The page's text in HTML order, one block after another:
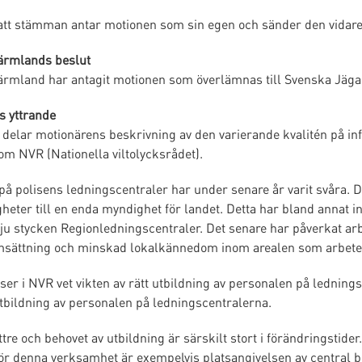
stämman antar motionen som sin egen och sänder den
beslut
har antagit motionen som överlämnas till Svenska
yttrande
motionärens beskrivning av den varierande kvalitén på
NVR (Nationella viltolycksrådet).
polisens ledningscentraler har under senare år varit svåra.
till en enda myndighet för landet. Detta har bland annat
stycken Regionledningscentraler. Det senare har påverkat
och minskad lokalkännedom inom arealen som
i NVR vet vikten av rätt utbildning av personalen på
av personalen på ledningscentralerna.
och behovet av utbildning är särskilt stort i
denna verksamhet är exempelvis platsangivelsen av central